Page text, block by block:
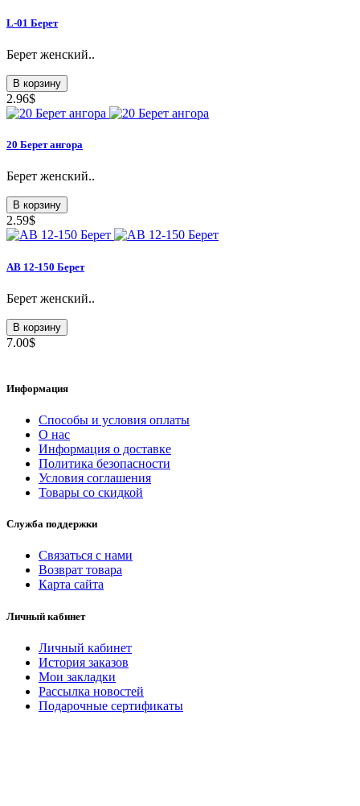
L-01 Берет
Берет женский..
В корзину
2.96$
20 Берет ангора
Берет женский..
В корзину
2.59$
AB 12-150 Берет
Берет женский..
В корзину
7.00$
Информация
Способы и условия оплаты
О нас
Информация о доставке
Политика безопасности
Условия соглашения
Товары со скидкой
Служба поддержки
Связаться с нами
Возврат товара
Карта сайта
Личный кабинет
Личный кабинет
История заказов
Мои закладки
Рассылка новостей
Подарочные сертификаты